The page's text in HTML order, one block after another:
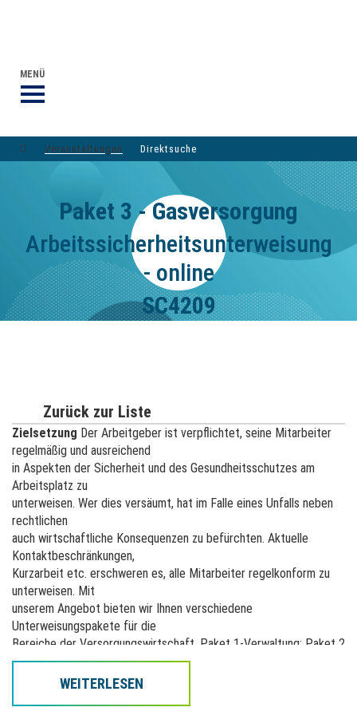
MENÜ
Veranstaltungen Direktsuche
Paket 3 - Gasversorgung
Arbeitssicherheitsunterweisung
- online
SC4209
Zurück zur Liste
Zielsetzung Der Arbeitgeber ist verpflichtet, seine Mitarbeiter
regelmäßig und ausreichend
in Aspekten der Sicherheit und des Gesundheitsschutzes am
Arbeitsplatz zu
unterweisen. Wer dies versäumt, hat im Falle eines Unfalls neben
rechtlichen
auch wirtschaftliche Konsequenzen zu befürchten. Aktuelle
Kontaktbeschränkungen,
Kurzarbeit etc. erschweren es, alle Mitarbeiter regelkonform zu
unterweisen. Mit
unserem Angebot bieten wir Ihnen verschiedene
Unterweisungspakete für die
Bereiche der Versorgungswirtschaft. Paket 1-Verwaltung; Paket 2
-
Wasserversorgung; Paket 3 - Gasversorgung; Paket 4 -
WEITERLESEN